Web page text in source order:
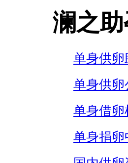
澜之
单身供卵
单身供卵
单身借卵
单身捐卵